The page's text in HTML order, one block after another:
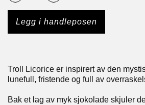
Legg i handleposen
Troll Licorice er inspirert av den
lunefull, fristende og full av
Bak et lag av myk sjokolade skjuler